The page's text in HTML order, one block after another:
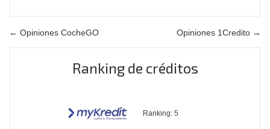
← Opiniones CocheGO Opiniones 1Credito →
Ranking de créditos
Ranking: 5